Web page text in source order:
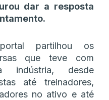
dar a resposta
partilhou os
que teve com
indústria, desde
até treinadores,
no ativo e até